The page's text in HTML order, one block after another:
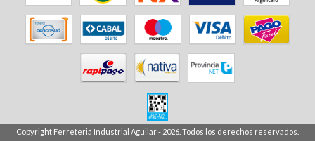
Copyright Ferreteria Industrial Aguilar - 2026. Todos los derechos reservados.